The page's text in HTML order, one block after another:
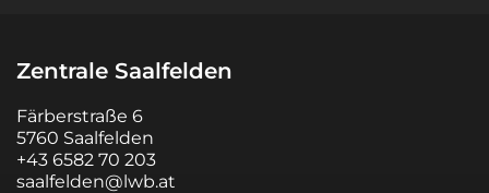
Zentrale Saalfelden
Färberstraße 6
5760 Saalfelden
+43 6582 70 203
saalfelden@lwb.at